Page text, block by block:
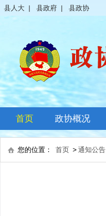
县人大 | 县政府 | 县政协
首页 政协概况
领导之窗
您的位置： 首页 >通知公告